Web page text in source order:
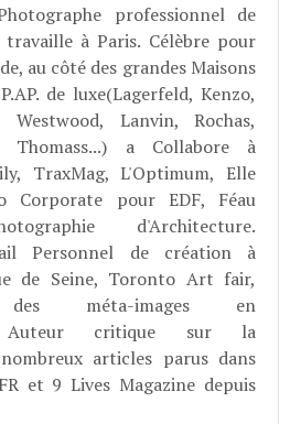
professionnel de
à Paris. Célèbre pour
au côté des grandes Maisons
de luxe(Lagerfeld, Kenzo,
Westwood, Lanvin, Rochas,
Thomass...) a Collabore à
TraxMag, L'Optimum, Elle
Corporate pour EDF, Féau
d'Architecture.
Personnel de création à
de Seine, Toronto Art fair,
des méta-images en
Auteur critique sur la
articles parus dans
et 9 Lives Magazine depuis